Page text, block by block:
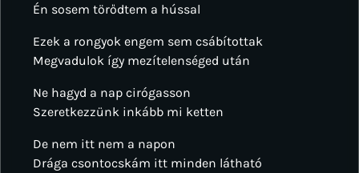
Én sosem törődtem a hússal
Ezek a rongyok engem sem csábítottak
Megvadulok így mezítelenséged után
Ne hagyd a nap cirógasson
Szeretkezzünk inkább mi ketten
De nem itt nem a napon
Drága csontocskám itt minden látható